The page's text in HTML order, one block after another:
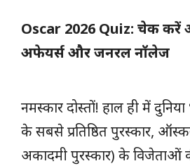
Oscar 2026 Quiz: चेक करें
अफेयर्स और जनरल नॉलेज
नमस्कार दोस्तों! हाल ही में
के सबसे प्रतिष्ठित पुरस्कार,
अकादमी पुरस्कार) के विजेताओं